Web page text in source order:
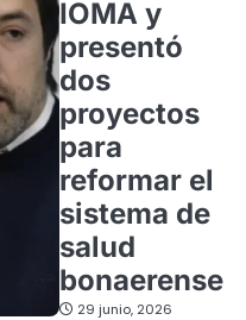
IOMA y
presentó
dos
proyectos
para
reformar el
sistema de
salud
bonaerense
29 junio, 2026